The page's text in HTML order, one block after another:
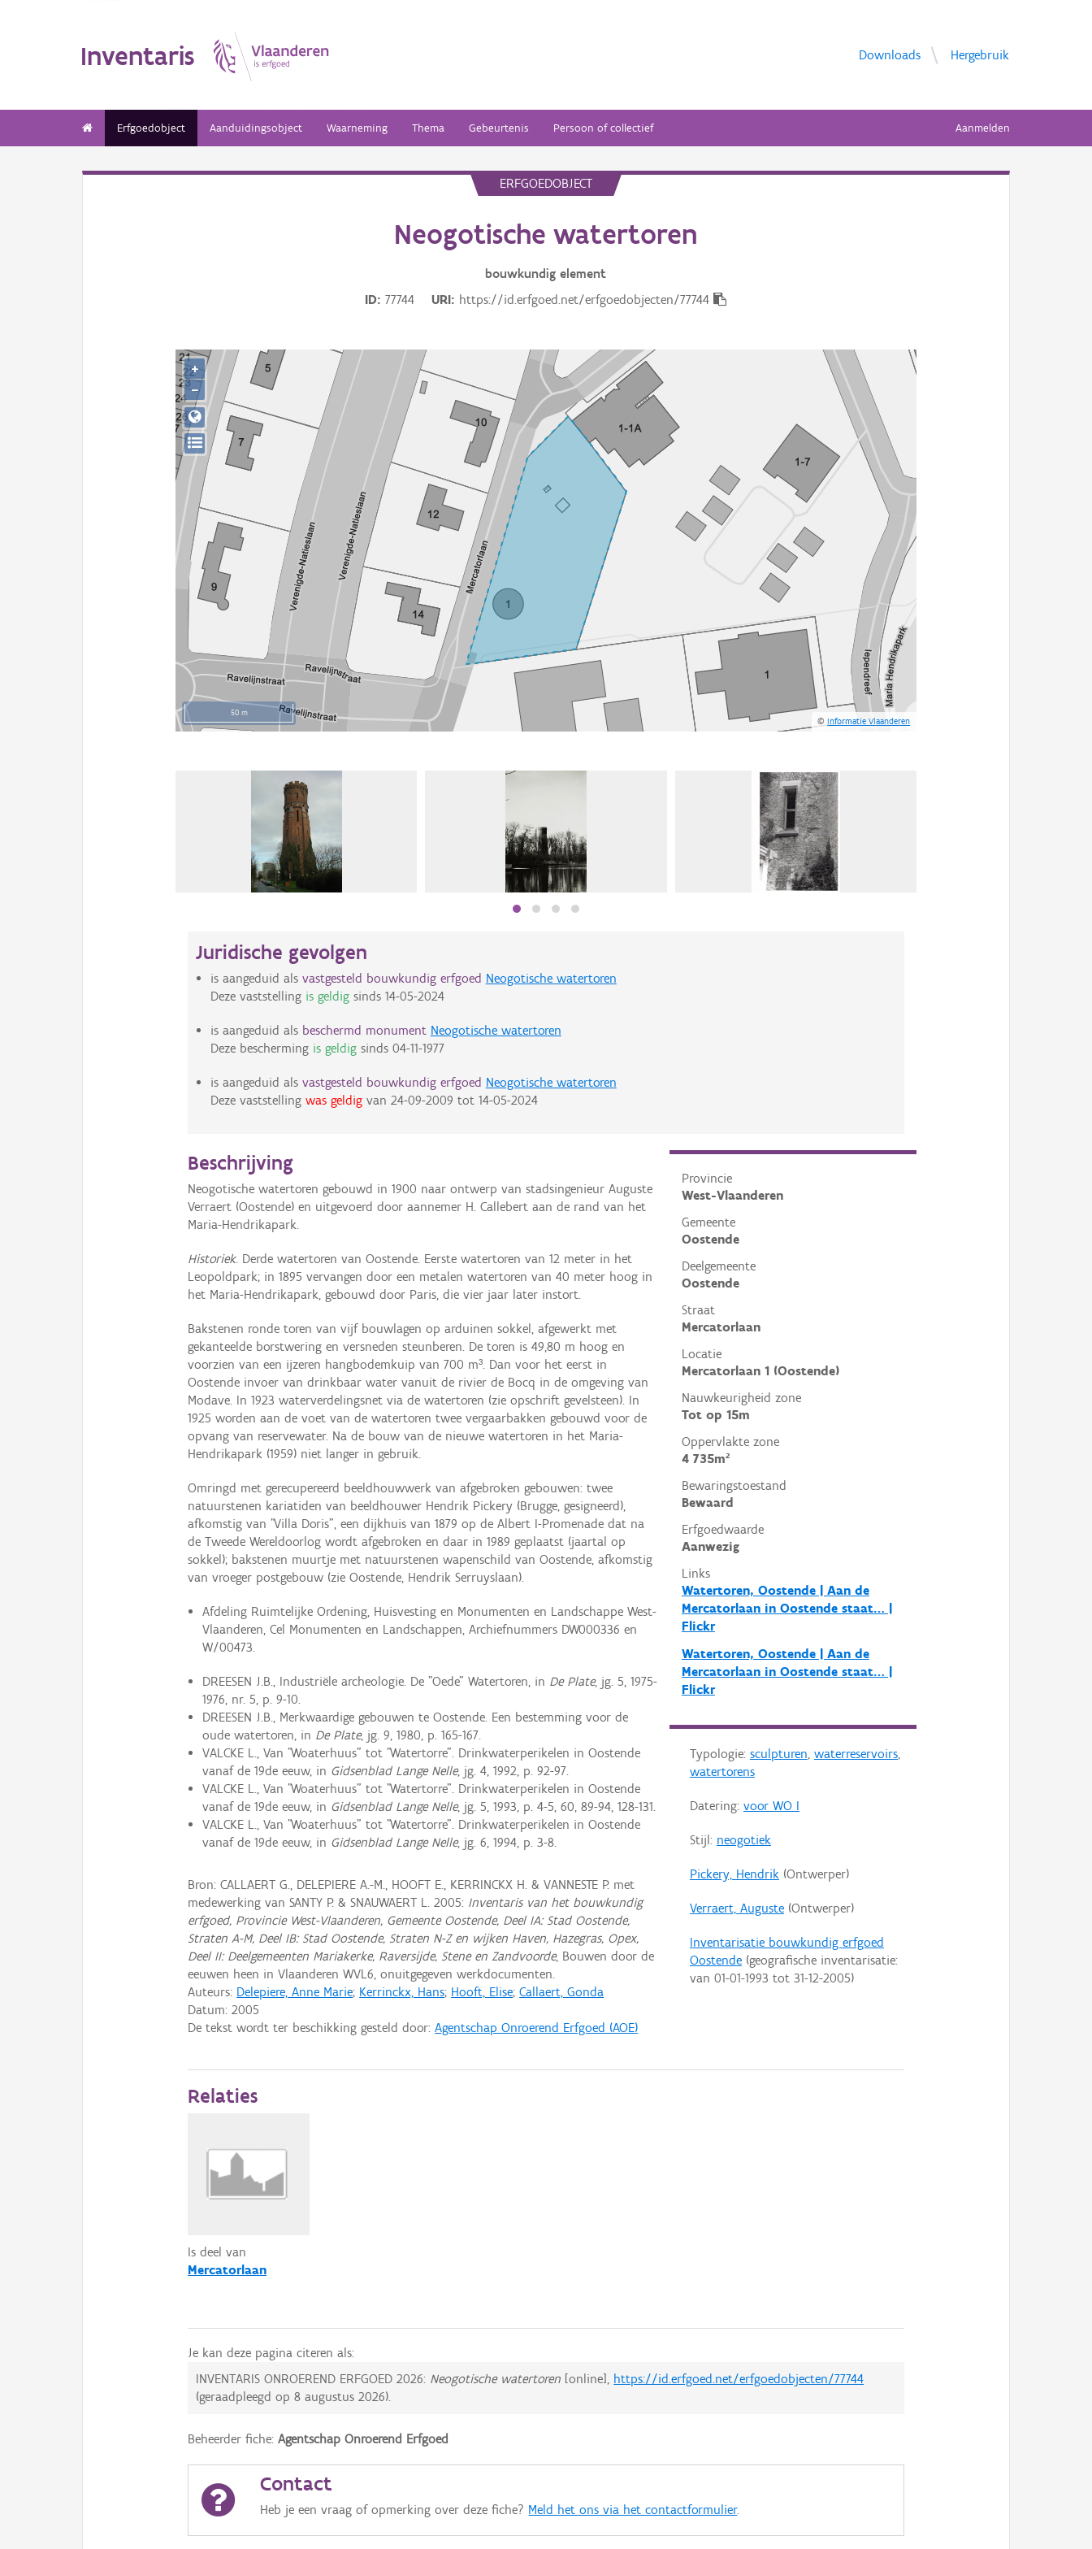
Inventaris Downloads Hergebruik
Erfgoedobject Aanduidingsobject Waarneming Thema Gebeurtenis Persoon of collectief Aanmelden
ERFGOEDOBJECT
Neogotische watertoren
bouwkundig element
ID
77744 URI https://id.erfgoed.net/erfgoedobjecten/77744
50 m
©Informatie Vlaanderen
+
−
Juridische gevolgen
is aangeduid als vastgesteld bouwkundig erfgoed Neogotische watertoren
Deze vaststelling is geldigsinds 14-05-2024
is aangeduid als beschermd monument Neogotische watertoren
Deze bescherming is geldigsinds 04-11-1977
is aangeduid als vastgesteld bouwkundig erfgoed Neogotische watertoren
Deze vaststelling was geldigvan 24-09-2009 tot 14-05-2024
Provincie
West-Vlaanderen
Gemeente
Oostende
Deelgemeente
Oostende
Straat
Mercatorlaan
Locatie
Mercatorlaan 1 (Oostende)
Nauwkeurigheid zone
Tot op 15m
Oppervlakte zone
4 735m²
Bewaringstoestand
Bewaard
Erfgoedwaarde
Aanwezig
Links
Watertoren, Oostende | Aan de
Mercatorlaan in Oostende staat… |
Flickr
Watertoren, Oostende | Aan de
Mercatorlaan in Oostende staat… |
Flickr
Typologie: sculpturen, waterreservoirs,
watertorens
Datering: voor WO I
Stijl: neogotiek
Pickery, Hendrik(Ontwerper)
Verraert, Auguste(Ontwerper)
Inventarisatie bouwkundig erfgoed
Oostende(geografische inventarisatie:
van 01-01-1993 tot 31-12-2005)
Beschrijving
Neogotische watertoren gebouwd in 1900 naar ontwerp van stadsingenieur Auguste
Verraert (Oostende) en uitgevoerd door aannemer H. Callebert aan de rand van het
Maria-Hendrikapark.
Historiek. Derde watertoren van Oostende. Eerste watertoren van 12 meter in het
Leopoldpark; in 1895 vervangen door een metalen watertoren van 40 meter hoog in
het Maria-Hendrikapark, gebouwd door Paris, die vier jaar later instort.
Bakstenen ronde toren van vijf bouwlagen op arduinen sokkel, afgewerkt met
gekanteelde borstwering en versneden steunberen. De toren is 49,80 m hoog en
voorzien van een ijzeren hangbodemkuip van 700 m³. Dan voor het eerst in
Oostende invoer van drinkbaar water vanuit de rivier de Bocq in de omgeving van
Modave. In 1923 waterverdelingsnet via de watertoren (zie opschrift gevelsteen). In
1925 worden aan de voet van de watertoren twee vergaarbakken gebouwd voor de
opvang van reservewater. Na de bouw van de nieuwe watertoren in het Maria-
Hendrikapark (1959) niet langer in gebruik.
Omringd met gerecupereerd beeldhouwwerk van afgebroken gebouwen: twee
natuurstenen kariatiden van beeldhouwer Hendrik Pickery (Brugge, gesigneerd),
afkomstig van "Villa Doris", een dijkhuis van 1879 op de Albert I-Promenade dat na
de Tweede Wereldoorlog wordt afgebroken en daar in 1989 geplaatst (jaartal op
sokkel); bakstenen muurtje met natuurstenen wapenschild van Oostende, afkomstig
van vroeger postgebouw (zie Oostende, Hendrik Serruyslaan).
Afdeling Ruimtelijke Ordening, Huisvesting en Monumenten en Landschappe West-
Vlaanderen, Cel Monumenten en Landschappen, Archiefnummers DW000336 en
W/00473.
DREESEN J.B., Industriële archeologie. De "Oede" Watertoren, in De Plate, jg. 5, 1975-
1976, nr. 5, p. 9-10.
DREESEN J.B., Merkwaardige gebouwen te Oostende. Een bestemming voor de
oude watertoren, in De Plate, jg. 9, 1980, p. 165-167.
VALCKE L., Van "Woaterhuus" tot "Watertorre". Drinkwaterperikelen in Oostende
vanaf de 19de eeuw, in Gidsenblad Lange Nelle, jg. 4, 1992, p. 92-97.
VALCKE L., Van "Woaterhuus" tot "Watertorre". Drinkwaterperikelen in Oostende
vanaf de 19de eeuw, in Gidsenblad Lange Nelle, jg. 5, 1993, p. 4-5, 60, 89-94, 128-131.
VALCKE L., Van "Woaterhuus" tot "Watertorre". Drinkwaterperikelen in Oostende
vanaf de 19de eeuw, in Gidsenblad Lange Nelle, jg. 6, 1994, p. 3-8.
Bron: CALLAERT G., DELEPIERE A.-M., HOOFT E., KERRINCKX H. & VANNESTE P. met
medewerking van SANTY P. & SNAUWAERT L. 2005: Inventaris van het bouwkundig
erfgoed, Provincie West-Vlaanderen, Gemeente Oostende, Deel IA: Stad Oostende,
Straten A-M, Deel IB: Stad Oostende, Straten N-Z en wijken Haven, Hazegras, Opex,
Deel II: Deelgemeenten Mariakerke, Raversijde, Stene en Zandvoorde, Bouwen door de
eeuwen heen in Vlaanderen WVL6, onuitgegeven werkdocumenten.
Auteurs: Delepiere, Anne Marie; Kerrinckx, Hans; Hooft, Elise;Callaert, Gonda
Datum:2005
De tekst wordt ter beschikking gesteld door:Agentschap Onroerend Erfgoed (AOE)
Relaties
Is deel van
Mercatorlaan
Je kan deze pagina citeren als:
INVENTARIS ONROEREND ERFGOED 2026: Neogotische watertoren [online], https://id.erfgoed.net/erfgoedobjecten/77744
(geraadpleegd op8 augustus 2026).
Beheerder fiche:Agentschap Onroerend Erfgoed
Contact
Heb je een vraag of opmerking over deze fiche? Meld het ons via het contactformulier.